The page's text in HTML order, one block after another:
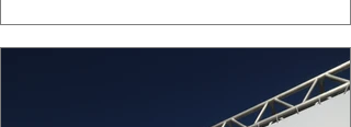
algo de intemporal em vestir o vento e
que ele conduza a cena. Cada dobra do
cada reflexo dourado da luz sobre a pe